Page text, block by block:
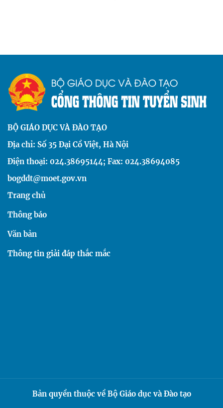
BỘ GIÁO DỤC VÀ ĐÀO TẠO
Địa chỉ: Số 35 Đại Cồ Việt, Hà Nội
Điện thoại: 024.38695144; Fax: 024.38694085
bogddt@moet.gov.vn
Trang chủ
Thông báo
Văn bản
Thông tin giải đáp thắc mắc
Bản quyền thuộc về Bộ Giáo dục và Đào tạo